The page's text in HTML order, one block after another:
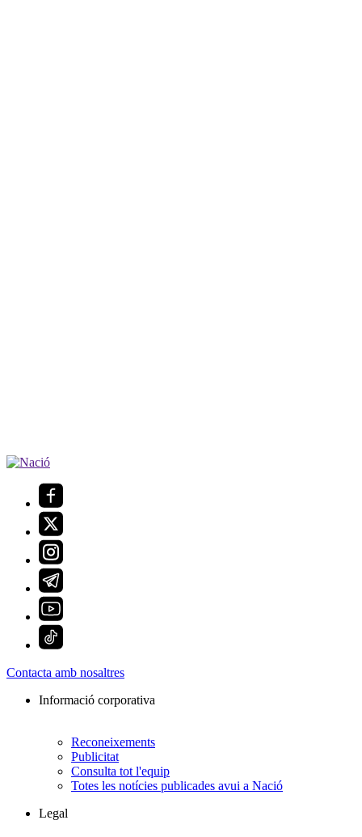
Contacta amb nosaltres
Informació corporativa
Reconeixements
Publicitat
Consulta tot l'equip
Totes les notícies publicades avui a Nació
Legal